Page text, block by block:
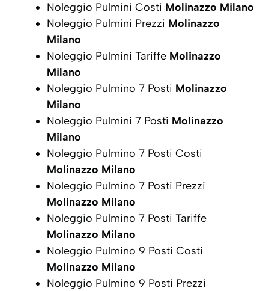
Noleggio Pulmini Costi Molinazzo Milano
Noleggio Pulmini Prezzi Molinazzo
Milano
Noleggio Pulmini Tariffe Molinazzo
Milano
Noleggio Pulmino 7 Posti Molinazzo
Milano
Noleggio Pulmini 7 Posti Molinazzo
Milano
Noleggio Pulmino 7 Posti Costi
Molinazzo Milano
Noleggio Pulmino 7 Posti Prezzi
Molinazzo Milano
Noleggio Pulmino 7 Posti Tariffe
Molinazzo Milano
Noleggio Pulmino 9 Posti Costi
Molinazzo Milano
Noleggio Pulmino 9 Posti Prezzi